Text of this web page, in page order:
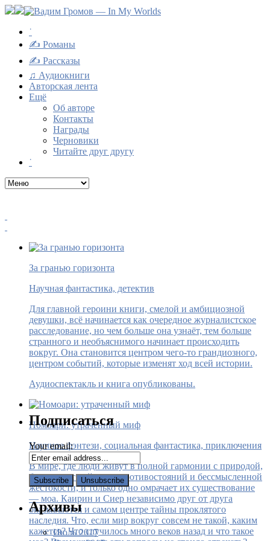
˙
✍ Романы
✍ Рассказы
♫ Аудиокниги
Авторская лента
Ещё
Об авторе
Контакты
Награды
Черновики
Читайте друг другу
˙
За гранью горизонта
Научная фантастика, детектив
Для главной героини книги, смелой и амбициозной
девушки, всё начинается как очередное журналистское
расследование, но чем больше она узнаёт, тем больше
странного и необъяснимого начинает происходить
вокруг. Она становится центром чего-то грандиозного,
центром событий, которые изменят ход всей истории.
Аудиоспектакль и книга опубликованы.
Номоари: утраченный миф
Научное фэнтези, социальная фантастика, приключения
В мире, где люди живут в полной гармонии с природой,
больше нет войн, нет противостояний и бессмысленной
жестокости, и только одно омрачает их существование
— моа. Каирин и Сиер независимо друг от друга
оказываются и самом центре тайны проклятого
наследия. Что, если мир вокруг совсем не такой, каким
кажется? Что случилось много веков назад и что такое
Подписаться
Your email:
Архивы
Июль 2017